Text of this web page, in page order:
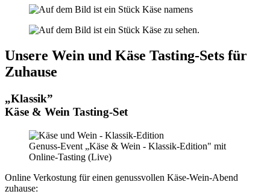
Unsere Wein und Käse Tasting-Sets für
Zuhause
„Klassik”
Käse & Wein Tasting-Set
Genuss-Event „Käse & Wein - Klassik-Edition" mit
Online-Tasting (Live)
Online Verkostung für einen genussvollen Käse-Wein-Abend
zuhause: